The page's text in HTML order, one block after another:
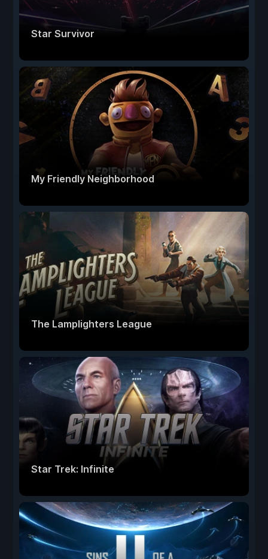
Star Survivor
My Friendly Neighborhood
The Lamplighters League
Star Trek: Infinite